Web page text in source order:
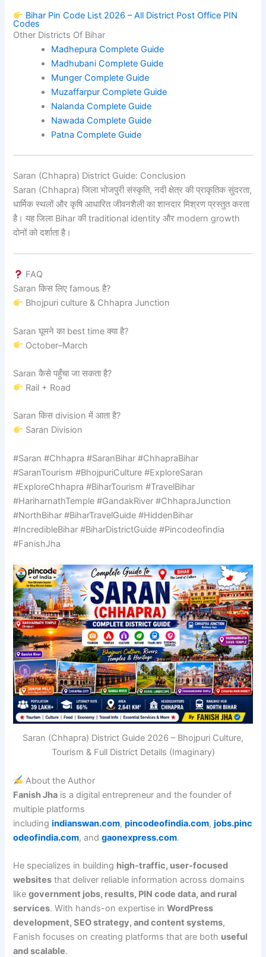
Bihar Pin Code List 2026 – All District Post Office PIN
Codes
Other Districts Of Bihar
Madhepura Complete Guide
Madhubani Complete Guide
Munger Complete Guide
Muzaffarpur Complete Guide
Nalanda Complete Guide
Nawada Complete Guide
Patna Complete Guide
Saran (Chhapra) District Guide: Conclusion
Saran (Chhapra) जिला भोजपुरी संस्कृति, नदी क्षेत्र की प्राकृतिक सुंदरता,
धार्मिक स्थलों और कृषि आधारित जीवनशैली का शानदार मिश्रण प्रस्तुत करता
है। यह जिला Bihar की traditional identity और modern growth
दोनों को दर्शाता है।
FAQ
Saran किस लिए famous है?
Bhojpuri culture & Chhapra Junction
Saran घूमने का best time क्या है?
October–March
Saran कैसे पहुँचा जा सकता है?
Rail + Road
Saran किस division में आता है?
Saran Division
#Saran #Chhapra #SaranBihar #ChhapraBihar
#SaranTourism #BhojpuriCulture #ExploreSaran
#ExploreChhapra #BiharTourism #TravelBihar
#HariharnathTemple #GandakRiver #ChhapraJunction
#NorthBihar #BiharTravelGuide #HiddenBihar
#IncredibleBihar #BiharDistrictGuide #Pincodeofindia
#FanishJha
Saran (Chhapra) District Guide 2026 – Bhojpuri Culture,
Tourism & Full District Details (Imaginary)
About the Author
Fanish Jha is a digital entrepreneur and the founder of
multiple platforms
includingindianswan.com,pincodeofindia.com,jobs.pinc
odeofindia.com, andgaonexpress.com.
He specializes in building high-traffic, user-focused
websites that deliver reliable information across domains
likegovernment jobs, results, PIN code data, and rural
services. With hands-on expertise inWordPress
development, SEO strategy, and content systems,
Fanish focuses on creating platforms that are both useful
and scalable.